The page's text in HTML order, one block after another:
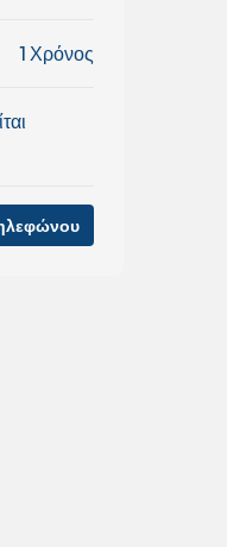
1 Χρόνος